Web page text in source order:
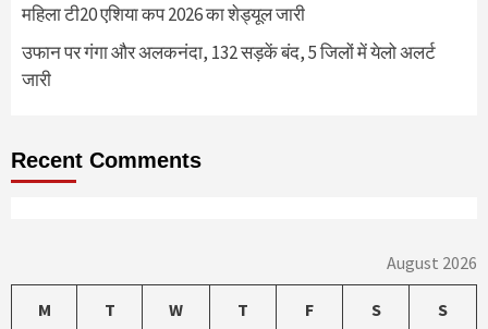
महिला टी20 एशिया कप 2026 का शेड्यूल जारी
उफान पर गंगा और अलकनंदा, 132 सड़कें बंद, 5 जिलों में येलो अलर्ट
जारी
Recent Comments
August 2026
M T W T F S S